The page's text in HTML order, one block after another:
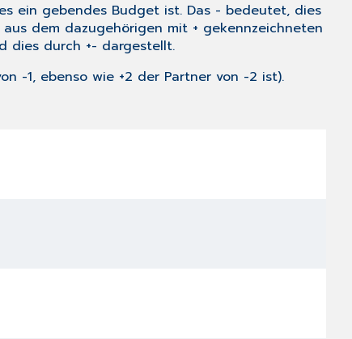
ein gebendes Budget ist. Das - bedeutet, dies
dem dazugehörigen mit + gekennzeichneten
dies durch +- dargestellt.
-1, ebenso wie +2 der Partner von -2 ist).